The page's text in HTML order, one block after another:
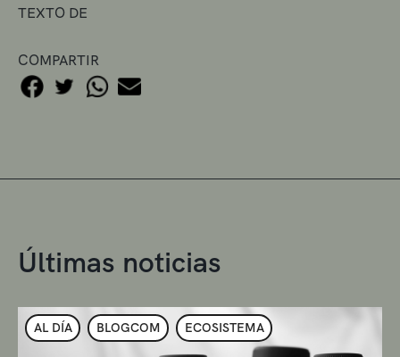
TEXTO DE
COMPARTIR
Últimas noticias
AL DÍA BLOGCOM ECOSISTEMA